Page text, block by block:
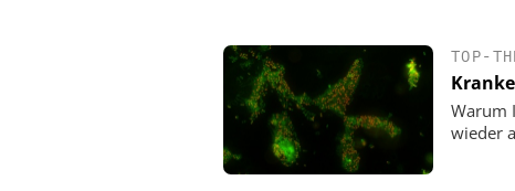
TOP-
Warum
wieder